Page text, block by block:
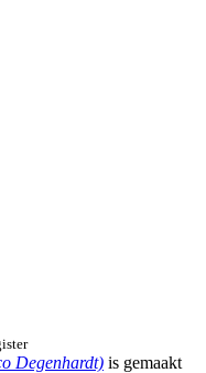
Degenhardt) is gemaakt